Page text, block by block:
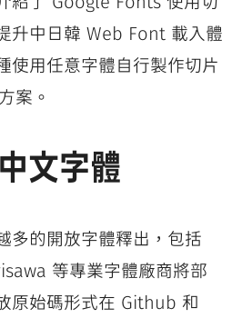
升中日韓 Web Font 載入體
使用任意字體自行製作切片
案。
文字體
多的開放字體釋出，包括
等專業字體廠商將部
原始碼形式在 Github 和